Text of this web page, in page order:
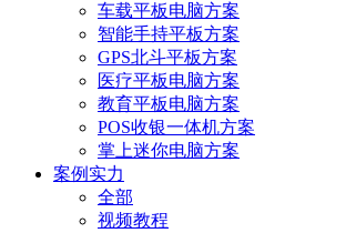
车载平板电脑方案
智能手持平板方案
GPS北斗平板方案
医疗平板电脑方案
教育平板电脑方案
POS收银一体机方案
掌上迷你电脑方案
案例实力
全部
视频教程